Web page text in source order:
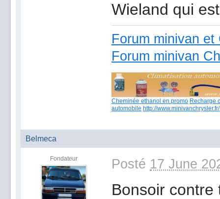
Wieland qui
Forum minivan
Forum minivan
Cheminée ethanol en promo Recharge
automobile http://www.minivanchrysler.fr/
Belmeca
Fondateur Posté 17 June
Bonsoir